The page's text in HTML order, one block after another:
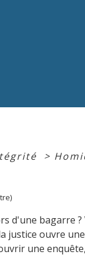
>
d'une bagarre
justice ouvre
une